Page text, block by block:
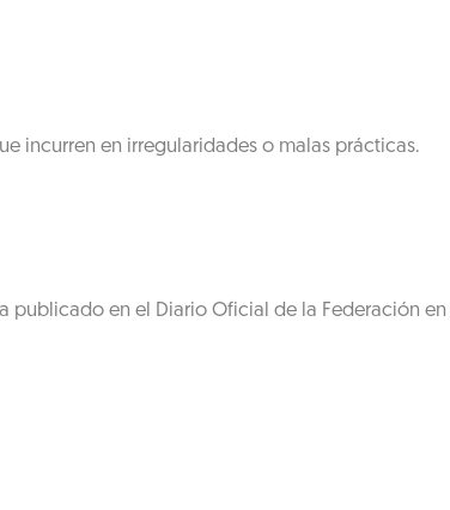
incurren en irregularidades o malas prácticas.
publicado en el Diario Oficial de la Federación